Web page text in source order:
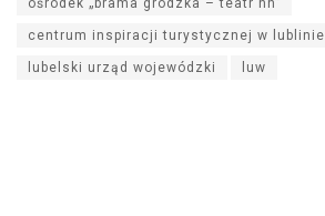
ośrodek „brama grodzka – teatr nn”
centrum inspiracji turystycznej w lublinie
lubelski urząd wojewódzki luw